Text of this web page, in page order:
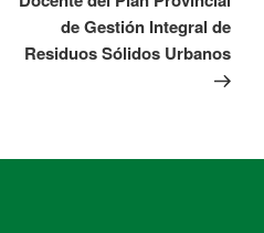
de Gestión Integral de
Residuos Sólidos Urbanos